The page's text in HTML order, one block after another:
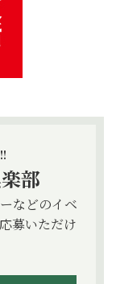
部
などのイベ
募いただけ